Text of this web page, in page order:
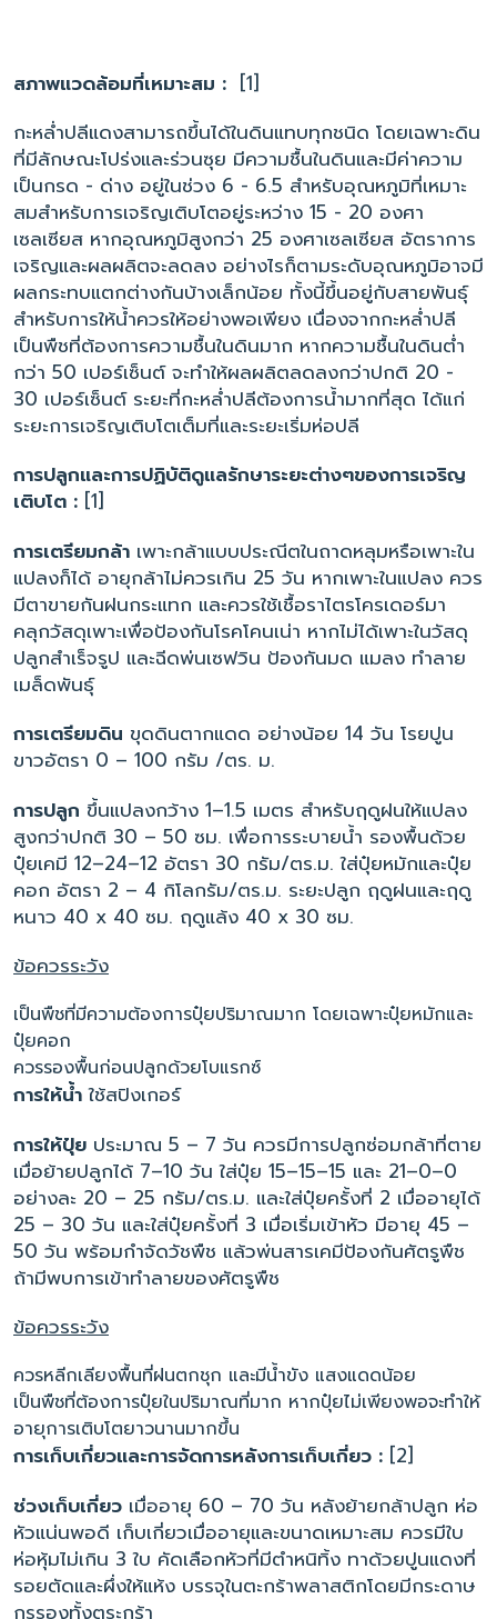
สภาพแวดล้อมที่เหมาะสม : [1]
กะหล่ำปลีแดงสามารถขึ้นได้ในดินแทบทุกชนิด โดยเฉพาะดิน
ที่มีลักษณะโปร่งและร่วนซุย มีความชื้นในดินและมีค่าความ
เป็นกรด - ด่าง อยู่ในช่วง 6 - 6.5 สำหรับอุณหภูมิที่เหมาะ
สมสำหรับการเจริญเติบโตอยู่ระหว่าง 15 - 20 องศา
เซลเซียส หากอุณหภูมิสูงกว่า 25 องศาเซลเซียส อัตราการ
เจริญและผลผลิตจะลดลง อย่างไรก็ตามระดับอุณหภูมิอาจมี
ผลกระทบแตกต่างกันบ้างเล็กน้อย ทั้งนี้ขึ้นอยู่กับสายพันธุ์
สำหรับการให้น้ำควรให้อย่างพอเพียง เนื่องจากกะหล่ำปลี
เป็นพืชที่ต้องการความชื้นในดินมาก หากความชื้นในดินต่ำ
กว่า 50 เปอร์เซ็นต์ จะทำให้ผลผลิตลดลงกว่าปกติ 20 -
30 เปอร์เซ็นต์ ระยะที่กะหล่ำปลีต้องการน้ำมากที่สุด ได้แก่
ระยะการเจริญเติบโตเต็มที่และระยะเริ่มห่อปลี
การปลูกและการปฏิบัติดูแลรักษาระยะต่างๆของการเจริญ
เติบโต : [1]
การเตรียมกล้า เพาะกล้าแบบประณีตในถาดหลุมหรือเพาะใน
แปลงก็ได้ อายุกล้าไม่ควรเกิน 25 วัน หากเพาะในแปลง ควร
มีตาขายกันฝนกระแทก และควรใช้เชื้อราไตรโครเดอร์มา
คลุกวัสดุเพาะเพื่อป้องกันโรคโคนเน่า หากไม่ได้เพาะในวัสดุ
ปลูกสำเร็จรูป และฉีดพ่นเซฟวิน ป้องกันมด แมลง ทำลาย
เมล็ดพันธุ์
การเตรียมดิน ขุดดินตากแดด อย่างน้อย 14 วัน โรยปูน
ขาวอัตรา 0 – 100 กรัม /ตร. ม.
การปลูก ขึ้นแปลงกว้าง 1–1.5 เมตร สำหรับฤดูฝนให้แปลง
สูงกว่าปกติ 30 – 50 ซม. เพื่อการระบายน้ำ รองพื้นด้วย
ปุ๋ยเคมี 12–24–12 อัตรา 30 กรัม/ตร.ม. ใส่ปุ๋ยหมักและปุ๋ย
คอก อัตรา 2 – 4 กิโลกรัม/ตร.ม. ระยะปลูก ฤดูฝนและฤดู
หนาว 40 x 40 ซม. ฤดูแล้ง 40 x 30 ซม.
ข้อควรระวัง
เป็นพืชที่มีความต้องการปุ๋ยปริมาณมาก โดยเฉพาะปุ๋ยหมักและ
ปุ๋ยคอก
ควรรองพื้นก่อนปลูกด้วยโบแรกซ์
การให้น้ำใช้สปิงเกอร์
การให้ปุ๋ย ประมาณ 5 – 7 วัน ควรมีการปลูกซ่อมกล้าที่ตาย
เมื่อย้ายปลูกได้ 7–10 วัน ใส่ปุ๋ย 15–15–15 และ 21–0–0
อย่างละ 20 – 25 กรัม/ตร.ม. และใส่ปุ๋ยครั้งที่ 2 เมื่ออายุได้
25 – 30 วัน และใส่ปุ๋ยครั้งที่ 3 เมื่อเริ่มเข้าหัว มีอายุ 45 –
50 วัน พร้อมกำจัดวัชพืช แล้วพ่นสารเคมีป้องกันศัตรูพืช
ถ้ามีพบการเข้าทำลายของศัตรูพืช
ข้อควรระวัง
ควรหลีกเลียงพื้นที่ฝนตกชุก และมีน้ำขัง แสงแดดน้อย
เป็นพืชที่ต้องการปุ๋ยในปริมาณที่มาก หากปุ๋ยไม่เพียงพอจะทำให้
อายุการเติบโตยาวนานมากขึ้น
การเก็บเกี่ยวและการจัดการหลังการเก็บเกี่ยว : [2]
ช่วงเก็บเกี่ยว เมื่ออายุ 60 – 70 วัน หลังย้ายกล้าปลูก ห่อ
หัวแน่นพอดี เก็บเกี่ยวเมื่ออายุและขนาดเหมาะสม ควรมีใบ
ห่อหุ้มไม่เกิน 3 ใบ คัดเลือกหัวที่มีตำหนิทิ้ง ทาด้วยปูนแดงที่
รอยตัดและผึ่งให้แห้ง บรรจุในตะกร้าพลาสติกโดยมีกระดาษ
กรุรองทั้งตระกร้า